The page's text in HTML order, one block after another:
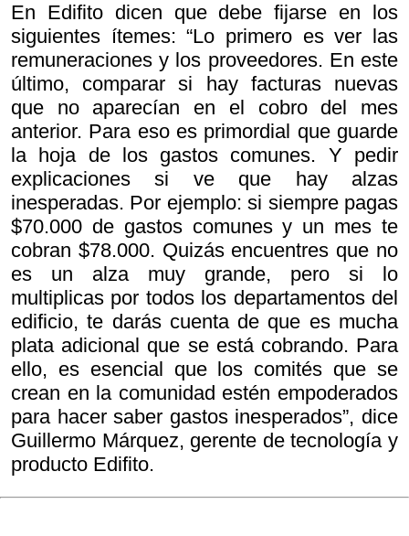
En Edifito dicen que debe fijarse en los
siguientes ítemes: “Lo primero es ver las
remuneraciones y los proveedores. En este
último, comparar si hay facturas nuevas
que no aparecían en el cobro del mes
anterior. Para eso es primordial que guarde
la hoja de los gastos comunes. Y pedir
explicaciones si ve que hay alzas
inesperadas. Por ejemplo: si siempre pagas
$70.000 de gastos comunes y un mes te
cobran $78.000. Quizás encuentres que no
es un alza muy grande, pero si lo
multiplicas por todos los departamentos del
edificio, te darás cuenta de que es mucha
plata adicional que se está cobrando. Para
ello, es esencial que los comités que se
crean en la comunidad estén empoderados
para hacer saber gastos inesperados”, dice
Guillermo Márquez, gerente de tecnología y
producto Edifito.